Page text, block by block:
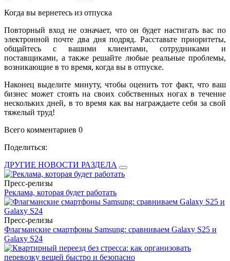
Когда вы вернетесь из отпуска
Повторный вход не означает, что он будет настигать вас по
электронной почте два дня подряд. Расставьте приоритеты,
общайтесь с вашими клиентами, сотрудниками и
поставщиками, а также решайте любые реальные проблемы,
возникающие в то время, когда вы в отпуске.
Наконец выделите минуту, чтобы оценить тот факт, что ваш
бизнес может стоять на своих собственных ногах в течение
нескольких дней, в то время как вы награждаете себя за свой
тяжелый труд!
Всего комментариев 0
Поделиться:
ДРУГИЕ НОВОСТИ РАЗДЕЛА
Пресс-релизы
Реклама, которая будет работать
Пресс-релизы
Флагманские смартфоны Samsung: сравниваем Galaxy S25 и
Galaxy S24